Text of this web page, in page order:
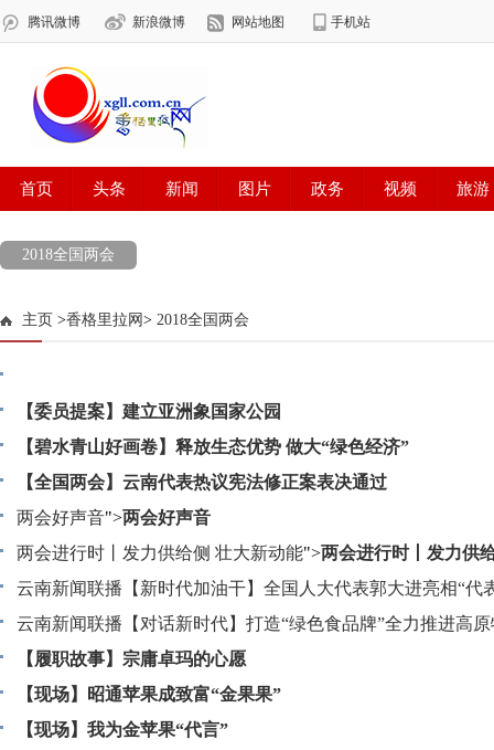
2018全国两会
主页 >香格里拉网 > 2018全国两会
代表委员热议政府工作报告中的“多办利民实事、多解民生
公平就业成为发展亮点
【委员提案】建立亚洲象国家公园
【碧水青山好画卷】释放生态优势 做大“绿色经济”
【全国两会】云南代表热议宪法修正案表决通过
两会好声音">两会好声音
两会进行时丨发力供给侧 壮大新动能">两会进行时丨发力供
新动能
云南新闻联播【新时代加油干】全国人大代表郭大进亮相“代
个“一”助推昭通脱贫攻坚">云南新闻联播【新时代加油干】
表郭大进亮相“代表通道”三个“一”助推昭通脱贫攻坚
云南新闻联播【对话新时代】打造“绿色食品牌”全力推进高
农业发展">云南新闻联播【对话新时代】打造“绿色食品牌”
原特色现代农业发展
【履职故事】宗庸卓玛的心愿
【现场】昭通苹果成致富“金果果”
【现场】我为金苹果“代言”